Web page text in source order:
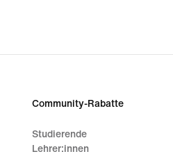
Community-Rabatte
Studierende
Lehrer:innen